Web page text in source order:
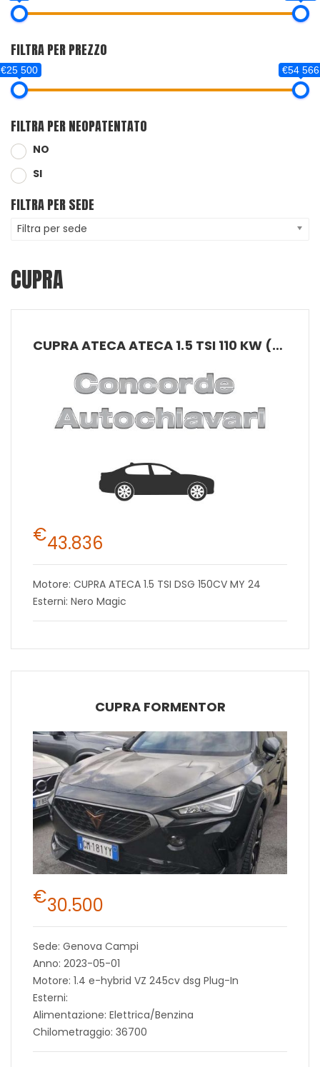
FILTRA PER PREZZO
€25 500 €54 566
FILTRA PER NEOPATENTATO
NO
SI
FILTRA PER SEDE
Filtra per sede
CUPRA
CUPRA ATECA ATECA 1.5 TSI 110 KW (150 CV) DSG 7 MARCE
€43.836
Motore: CUPRA ATECA 1.5 TSI DSG 150CV MY 24
Esterni: Nero Magic
CUPRA FORMENTOR
€30.500
Sede: Genova Campi
Anno: 2023-05-01
Motore: 1.4 e-hybrid VZ 245cv dsg Plug-In
Esterni:
Alimentazione: Elettrica/Benzina
Chilometraggio: 36700